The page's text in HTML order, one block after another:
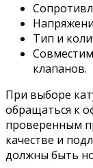
Тип и
клапанов.
При выборе
обращаться к
проверенным
качестве и
должны быть